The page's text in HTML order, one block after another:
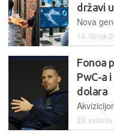
državi
14. lipnja
Fonoa
PwC-a
dolara
29. svibnja